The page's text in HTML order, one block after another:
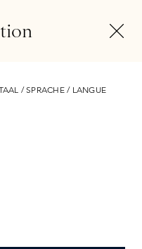
Exclusives Skins
/ SPRACHE / LANGUE